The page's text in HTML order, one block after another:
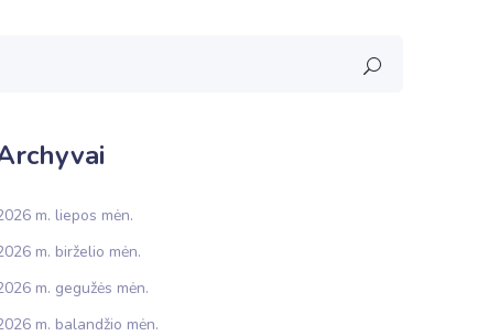
m. liepos mėn.
m. birželio mėn.
m. gegužės mėn.
m. balandžio mėn.